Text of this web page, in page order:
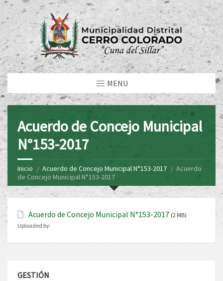
MENU
Acuerdo de Concejo Municipal
N°153-2017
Inicio Acuerdo de Concejo Municipal N°153-2017
Acuerdo
de Concejo Municipal N°153-2017
Acuerdo de Concejo Municipal N°153-2017 (2 MB)
Uploaded by:
GESTIÓN